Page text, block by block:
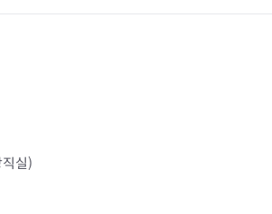
실)